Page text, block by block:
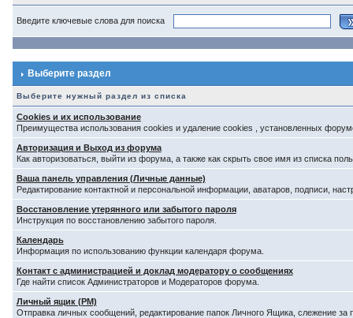
Введите ключевые слова для поиска
Выберите раздел
Выберите нужный раздел из списка
Cookies и их использование
Преимущества использования cookies и удаление cookies , установленных
Авторизация и Выход из форума
Как авторизоваться, выйти из форума, а также как скрыть свое имя из списка
Ваша панель управления (Личные данные)
Редактирование контактной и персональной информации, аватаров, подписи,
Восстановление утерянного или забытого пароля
Инструкция по восстановлению забытого пароля.
Календарь
Информация по использованию функции календаря форума.
Контакт с администрацией и доклад модератору о сообщениях
Где найти список Администраторов и Модераторов форума.
Личный ящик (PM)
Отправка личных сообщений, редактирование папок Личного Ящика, слежение